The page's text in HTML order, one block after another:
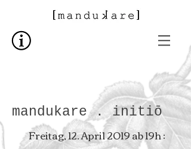
mandukare . initiō
Freitag, 12. April 2019 ab 19h :